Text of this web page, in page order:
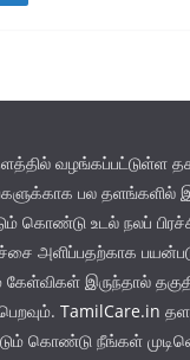
வழங்கப்பட்டுள்ள
பல தளங்களில்
கொண்டு உடல் நலப்
அளிப்பதற்காக
கேள்விகள் இருந்தால்
TamilCare.in
கொண்டு நீங்கள்